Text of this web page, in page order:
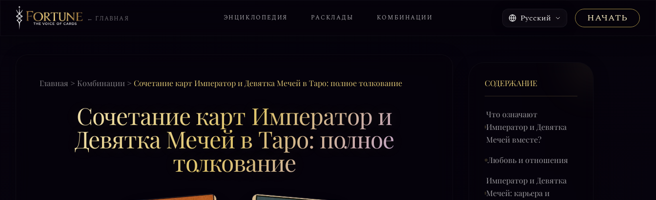
← ГЛАВНАЯ ЭНЦИКЛОПЕДИЯ РАСКЛАДЫ КОМБИНАЦИИ Русский НАЧАТЬ
Главная > Комбинации > Сочетание карт Император и Девятка Мечей в Таро: полное толкование
Сочетание карт Император и
Девятка Мечей в Таро: полное
толкование
СОДЕРЖАНИЕ
Что означают
Император и Девятка
Мечей вместе?
Любовь и отношения
Император и Девятка
Мечей: карьера и